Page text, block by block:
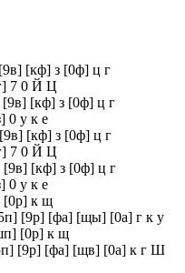
[кф] з [0ф] ц г
7 0 Й Ц
[кф] з [0ф] ц г
0 у к е
[кф] з [0ф] ц г
7 0 Й Ц
[кф] з [0ф] ц г
0 у к е
[0р] к щ
[9р] [фа] [щы] [0а] г к у
[0р] к щ
[9р] [фа] [щв] [0а] к г Ш